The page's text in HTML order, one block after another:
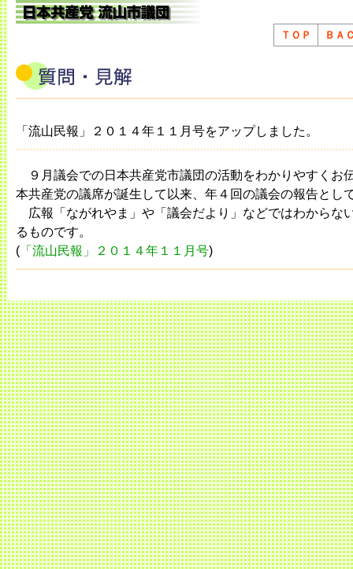
ＴＯＰ ＢＡ
「流山民報」２０１４年１１月号をアップしました。
９月議会での日本共産党市議団の活動をわかりやすくお
本共産党の議席が誕生して以来、年４回の議会の報告とし
広報「ながれやま」や「議会だより」などではわからな
るものです。
( 「流山民報」２０１４年１１月号)